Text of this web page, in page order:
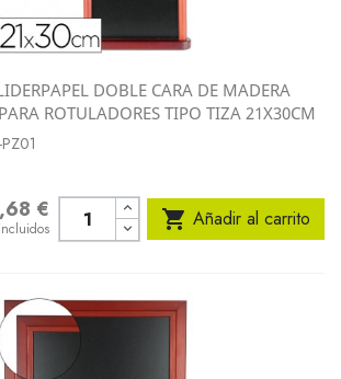
DOBLE CARA DE MADERA
ROTULADORES TIPO TIZA 21X30CM
€  Añadir al carrito